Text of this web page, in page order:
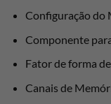
Configuração do
Componente
Fator de forma
Canais de